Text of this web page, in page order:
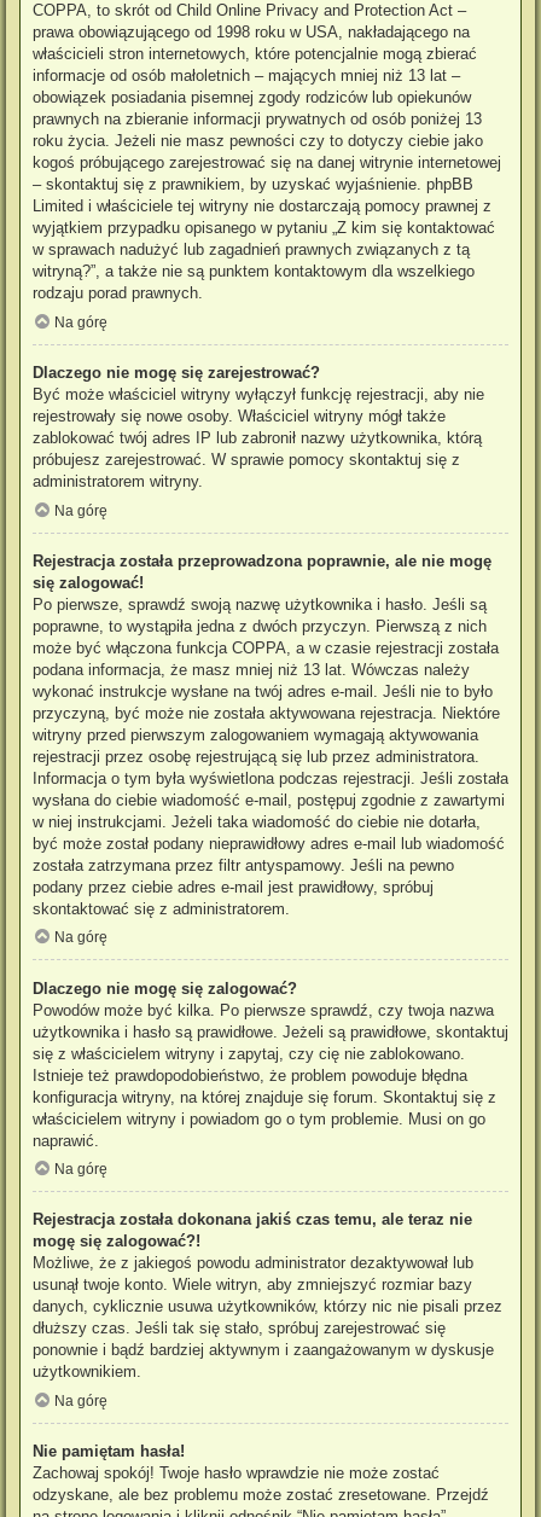
COPPA, to skrót od Child Online Privacy and Protection Act –
prawa obowiązującego od 1998 roku w USA, nakładającego na
właścicieli stron internetowych, które potencjalnie mogą zbierać
informacje od osób małoletnich – mających mniej niż 13 lat –
obowiązek posiadania pisemnej zgody rodziców lub opiekunów
prawnych na zbieranie informacji prywatnych od osób poniżej 13
roku życia. Jeżeli nie masz pewności czy to dotyczy ciebie jako
kogoś próbującego zarejestrować się na danej witrynie internetowej
– skontaktuj się z prawnikiem, by uzyskać wyjaśnienie. phpBB
Limited i właściciele tej witryny nie dostarczają pomocy prawnej z
wyjątkiem przypadku opisanego w pytaniu „Z kim się kontaktować
w sprawach nadużyć lub zagadnień prawnych związanych z tą
witryną?”, a także nie są punktem kontaktowym dla wszelkiego
rodzaju porad prawnych.
Na górę
Dlaczego nie mogę się zarejestrować?
Być może właściciel witryny wyłączył funkcję rejestracji, aby nie
rejestrowały się nowe osoby. Właściciel witryny mógł także
zablokować twój adres IP lub zabronił nazwy użytkownika, którą
próbujesz zarejestrować. W sprawie pomocy skontaktuj się z
administratorem witryny.
Na górę
Rejestracja została przeprowadzona poprawnie, ale nie mogę
się zalogować!
Po pierwsze, sprawdź swoją nazwę użytkownika i hasło. Jeśli są
poprawne, to wystąpiła jedna z dwóch przyczyn. Pierwszą z nich
może być włączona funkcja COPPA, a w czasie rejestracji została
podana informacja, że masz mniej niż 13 lat. Wówczas należy
wykonać instrukcje wysłane na twój adres e-mail. Jeśli nie to było
przyczyną, być może nie została aktywowana rejestracja. Niektóre
witryny przed pierwszym zalogowaniem wymagają aktywowania
rejestracji przez osobę rejestrującą się lub przez administratora.
Informacja o tym była wyświetlona podczas rejestracji. Jeśli została
wysłana do ciebie wiadomość e-mail, postępuj zgodnie z zawartymi
w niej instrukcjami. Jeżeli taka wiadomość do ciebie nie dotarła,
być może został podany nieprawidłowy adres e-mail lub wiadomość
została zatrzymana przez filtr antyspamowy. Jeśli na pewno
podany przez ciebie adres e-mail jest prawidłowy, spróbuj
skontaktować się z administratorem.
Na górę
Dlaczego nie mogę się zalogować?
Powodów może być kilka. Po pierwsze sprawdź, czy twoja nazwa
użytkownika i hasło są prawidłowe. Jeżeli są prawidłowe, skontaktuj
się z właścicielem witryny i zapytaj, czy cię nie zablokowano.
Istnieje też prawdopodobieństwo, że problem powoduje błędna
konfiguracja witryny, na której znajduje się forum. Skontaktuj się z
właścicielem witryny i powiadom go o tym problemie. Musi on go
naprawić.
Na górę
Rejestracja została dokonana jakiś czas temu, ale teraz nie
mogę się zalogować?!
Możliwe, że z jakiegoś powodu administrator dezaktywował lub
usunął twoje konto. Wiele witryn, aby zmniejszyć rozmiar bazy
danych, cyklicznie usuwa użytkowników, którzy nic nie pisali przez
dłuższy czas. Jeśli tak się stało, spróbuj zarejestrować się
ponownie i bądź bardziej aktywnym i zaangażowanym w dyskusje
użytkownikiem.
Na górę
Nie pamiętam hasła!
Zachowaj spokój! Twoje hasło wprawdzie nie może zostać
odzyskane, ale bez problemu może zostać zresetowane. Przejdź